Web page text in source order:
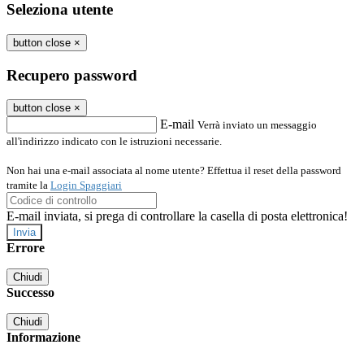
Seleziona utente
button close ×
Recupero password
button close ×
E-mail Verrà inviato un messaggio
all'indirizzo indicato con le istruzioni necessarie.
Non hai una e-mail associata al nome utente? Effettua il reset della password
tramite la Login Spaggiari
E-mail inviata, si prega di controllare la casella di posta elettronica!
Errore
Chiudi
Successo
Chiudi
Informazione